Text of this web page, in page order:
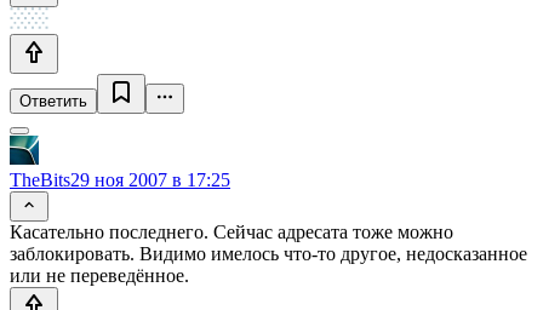
Ответить
TheBits29 ноя 2007 в 17:25
Касательно последнего. Сейчас адресата тоже можно
заблокировать. Видимо имелось что-то другое, недосказанное
или не переведённое.